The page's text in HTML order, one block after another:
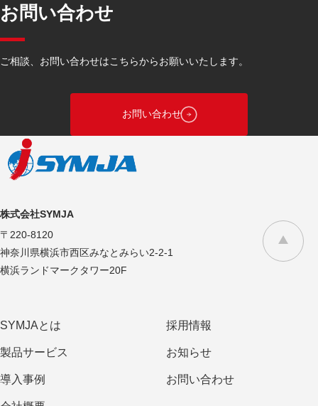
お問い合わせ
ご相談、お問い合わせはこちらからお願いいたします。
お問い合わせ
株式会社SYMJA
〒220-8120
神奈川県横浜市西区みなとみらい2-2-1
横浜ランドマークタワー20F
SYMJAとは
製品サービス
導入事例
採用情報
お知らせ
お問い合わせ